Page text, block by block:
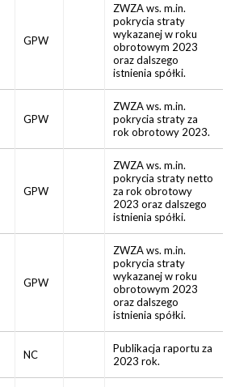
GPW
ZWZA ws. m.in.
pokrycia straty
wykazanej w roku
obrotowym 2023
oraz dalszego
istnienia spółki.
GPW
ZWZA ws. m.in.
pokrycia straty za
rok obrotowy 2023.
GPW
ZWZA ws. m.in.
pokrycia straty netto
za rok obrotowy
2023 oraz dalszego
istnienia spółki.
GPW
ZWZA ws. m.in.
pokrycia straty
wykazanej w roku
obrotowym 2023
oraz dalszego
istnienia spółki.
NC
Publikacja raportu za
2023 rok.